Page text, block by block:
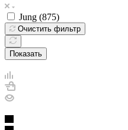
Jung (875)
Очистить фильтр
Показать